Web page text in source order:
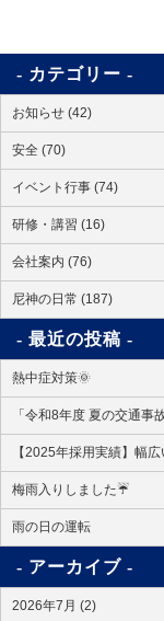
カテゴリー
お知らせ (42)
安全 (70)
イベント行事 (74)
研修・講習 (16)
会社案内 (76)
尼神の日常 (187)
最近の投稿
熱中症対策🌞
「令和8年度 夏の交通事
【2025年採用実績】幅
梅雨入りしました☔
雨の日の運転
アーカイブ
2026年7月 (2)